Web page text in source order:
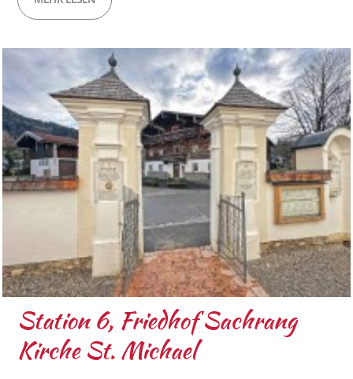
Station 6, Friedhof Sachrang
Kirche St. Michael